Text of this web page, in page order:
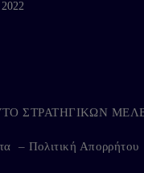
ΣΤΡΑΤΗΓΙΚΩΝ
– Πολιτική Απορρήτου